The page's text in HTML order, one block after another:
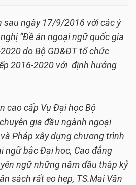
sau ngày 17/9/2016 với các ý
“Đề án ngoại ngữ quốc gia
do Bộ GD&ĐT tổ chức
2016-2020 với định hướng
cao cấp Vụ Đại học Bộ
gia đầu ngành ngoại
Pháp xây dựng chương trình
ngữ bậc Đại học, Cao đẳng
ngữ những năm đầu thập kỷ
sách rất eo hẹp, TS.Mai Văn